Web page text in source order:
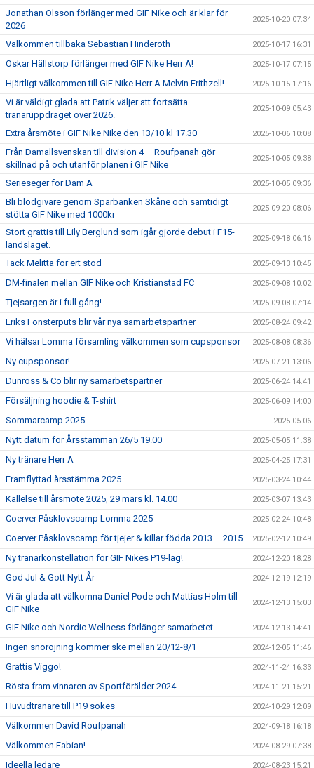
Jonathan Olsson förlänger med GIF Nike och är klar för
2026
2025-10-20 07:34
Välkommen tillbaka Sebastian Hinderoth 2025-10-17 16:31
Oskar Hällstorp förlänger med GIF Nike Herr A! 2025-10-17 07:15
Hjärtligt välkommen till GIF Nike Herr A Melvin Frithzell! 2025-10-15 17:16
Vi är väldigt glada att Patrik väljer att fortsätta
tränaruppdraget över 2026.
2025-10-09 05:43
Extra årsmöte i GIF Nike Nike den 13/10 kl 17.30 2025-10-06 10:08
Från Damallsvenskan till division 4 – Roufpanah gör
skillnad på och utanför planen i GIF Nike
2025-10-05 09:38
Serieseger för Dam A 2025-10-05 09:36
Bli blodgivare genom Sparbanken Skåne och samtidigt
stötta GIF Nike med 1000kr
2025-09-20 08:06
Stort grattis till Lily Berglund som igår gjorde debut i F15-
landslaget.
2025-09-18 06:16
Tack Melitta för ert stöd 2025-09-13 10:45
DM-finalen mellan GIF Nike och Kristianstad FC 2025-09-08 10:02
Tjejsargen är i full gång! 2025-09-08 07:14
Eriks Fönsterputs blir vår nya samarbetspartner 2025-08-24 09:42
Vi hälsar Lomma församling välkommen som cupsponsor 2025-08-08 08:36
Ny cupsponsor! 2025-07-21 13:06
Dunross & Co blir ny samarbetspartner 2025-06-24 14:41
Försäljning hoodie & T-shirt 2025-06-09 14:00
Sommarcamp 2025 2025-05-06
Nytt datum för Årsstämman 26/5 19.00 2025-05-05 11:38
Ny tränare Herr A 2025-04-25 17:31
Framflyttad årsstämma 2025 2025-03-24 10:44
Kallelse till årsmöte 2025, 29 mars kl. 14.00 2025-03-07 13:43
Coerver Påsklovscamp Lomma 2025 2025-02-24 10:48
Coerver Påsklovscamp för tjejer & killar födda 2013 – 2015 2025-02-12 10:49
Ny tränarkonstellation för GIF Nikes P19-lag! 2024-12-20 18:28
God Jul & Gott Nytt År 2024-12-19 12:19
Vi är glada att välkomna Daniel Pode och Mattias Holm till
GIF Nike
2024-12-13 15:03
GIF Nike och Nordic Wellness förlänger samarbetet 2024-12-13 14:41
Ingen snöröjning kommer ske mellan 20/12-8/1 2024-12-05 11:46
Grattis Viggo! 2024-11-24 16:33
Rösta fram vinnaren av Sportförälder 2024 2024-11-21 15:21
Huvudtränare till P19 sökes 2024-10-29 12:09
Välkommen David Roufpanah 2024-09-18 16:18
Välkommen Fabian! 2024-08-29 07:38
Ideella ledare 2024-08-23 15:21